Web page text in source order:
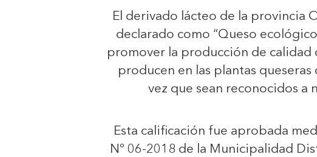
El derivado lácteo de la provincia
declarado como “Queso
promover la producción de calidad
producen en las plantas
vez que sean reconocidos a
Esta calificación fue aprobada
Nº 06-2018 de la Municipalidad